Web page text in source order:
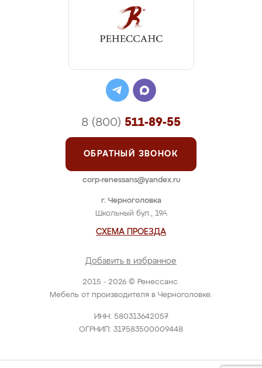
2015 - 2026 © Ренессанс.
Мебель от производителя в Черноголовке.
ИНН: 580313642057
ОГРНИП: 317583500009448
г. Черноголовка
Школьный бул., 19А
СХЕМА ПРОЕЗДА
Добавить в избранное
8 (800) 511-89-55
ОБРАТНЫЙ ЗВОНОК
corp-renessans@yandex.ru